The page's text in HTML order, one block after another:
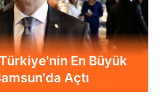
En Büyük
Açtı